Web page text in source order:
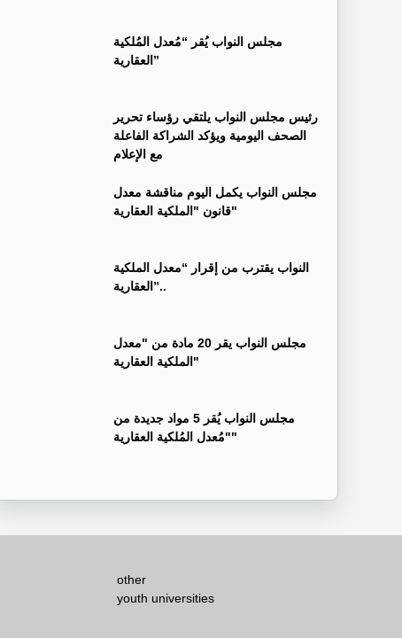
مجلس النواب يُقر “مُعدل المُلكية
العقارية”
رئيس مجلس النواب يلتقي رؤساء تحرير
الصحف اليومية ويؤكد الشراكة الفاعلة
مع الإعلام
مجلس النواب يكمل اليوم مناقشة معدل
قانون "الملكية العقارية"
النواب يقترب من إقرار “معدل الملكية
العقارية”..
مجلس النواب يقر 20 مادة من "معدل
الملكية العقارية"
مجلس النواب يُقر 5 مواد جديدة من
"مُعدل المُلكية العقارية"
other
youth universities